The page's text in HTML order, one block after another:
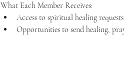
What Each Member Receives:
Access to spiritual healing
Opportunities to send healing,